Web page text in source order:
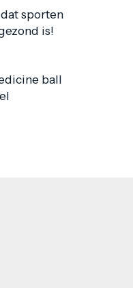
sporten
is!
ball